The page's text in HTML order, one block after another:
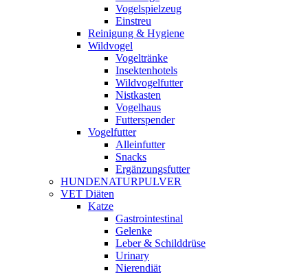
Vogelspielzeug
Einstreu
Reinigung & Hygiene
Wildvogel
Vogeltränke
Insektenhotels
Wildvogelfutter
Nistkasten
Vogelhaus
Futterspender
Vogelfutter
Alleinfutter
Snacks
Ergänzungsfutter
HUNDENATURPULVER
VET Diäten
Katze
Gastrointestinal
Gelenke
Leber & Schilddrüse
Urinary
Nierendiät